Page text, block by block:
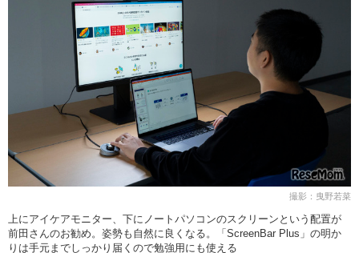
撮影：曳野若菜
上にアイケアモニター、下にノートパソコンのスクリーンという配置が
前田さんのお勧め。姿勢も自然に良くなる。「ScreenBar Plus」の明か
りは手元までしっかり届くので勉強用にも使える